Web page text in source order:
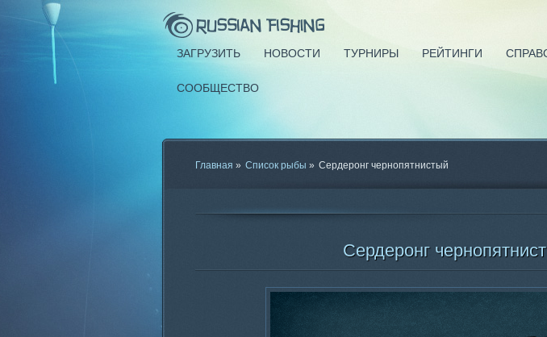
ЗАГРУЗИТЬ НОВОСТИ ТУРНИРЫ РЕЙТИНГИ
СООБЩЕСТВО
Главная » Список рыбы » Сердеронг чернопятнистый
Сердеронг